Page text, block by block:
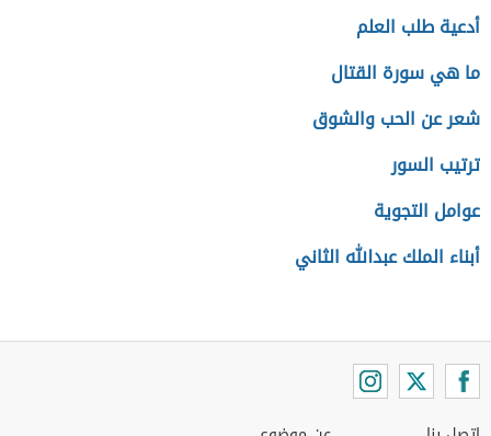
أدعية طلب العلم
ما هي سورة القتال
شعر عن الحب والشوق
ترتيب السور
عوامل التجوية
أبناء الملك عبدالله الثاني